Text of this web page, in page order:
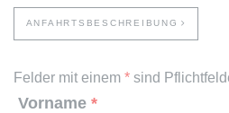
ANFAHRTSBESCHREIBUNG
Felder mit einem * sind
Vorname *